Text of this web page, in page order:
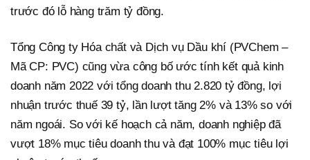
trước đó lỗ hàng trăm tỷ đồng.
Tổng Công ty Hóa chất và Dịch vụ Dầu khí (PVChem –
Mã CP: PVC) cũng vừa công bố ước tính kết quả kinh
doanh năm 2022 với tổng doanh thu 2.820 tỷ đồng, lợi
nhuận trước thuế 39 tỷ, lần lượt tăng 2% và 13% so với
năm ngoái. So với kế hoạch cả năm, doanh nghiệp đã
vượt 18% mục tiêu doanh thu và đạt 100% mục tiêu lợi